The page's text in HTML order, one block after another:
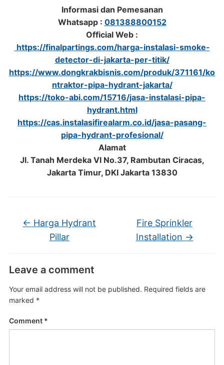
Informasi dan Pemesanan
Whatsapp : 081388800152
Official Web :
https://finalpartings.com/harga-instalasi-smoke-
detector-di-jakarta-per-titik/
https://www.dongkrakbisnis.com/produk/371161/ko
ntraktor-pipa-hydrant-jakarta/
https://toko-abi.com/15716/jasa-instalasi-pipa-
hydrant.html
https://cas.instalasifirealarm.co.id/jasa-pasang-
pipa-hydrant-profesional/
Alamat
Jl. Tanah Merdeka VI No.37, Rambutan Ciracas,
Jakarta Timur, DKI Jakarta 13830
← Harga Hydrant
Pillar
Fire Sprinkler
Installation →
Leave a comment
Your email address will not be published. Required fields are
marked *
Comment *